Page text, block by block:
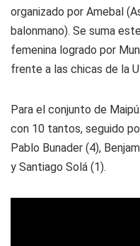
organizado por Amebal
balonmano). Se suma
femenina logrado por
frente a las chicas de la
Para el conjunto de
con 10 tantos, seguido
Pablo Bunader (4),
y Santiago Solá (1).